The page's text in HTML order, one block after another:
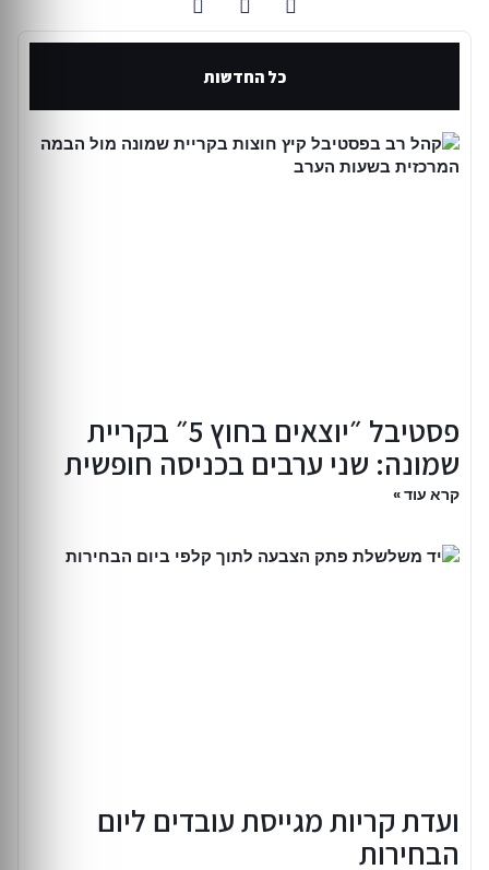
כל החדשות
פסטיבל ״יוצאים בחוץ 5״ בקריית
שמונה: שני ערבים בכניסה חופשית
קרא עוד »
ועדת קריות מגייסת עובדים ליום
הבחירות